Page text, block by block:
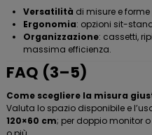
Versatilità di misure e
Ergonomia: opzioni sit-
Organizzazione: cassetti,
massima efficienza.
FAQ (3–5)
Come scegliere la misura
Valuta lo spazio disponibile e
120×60 cm; per doppio monitor